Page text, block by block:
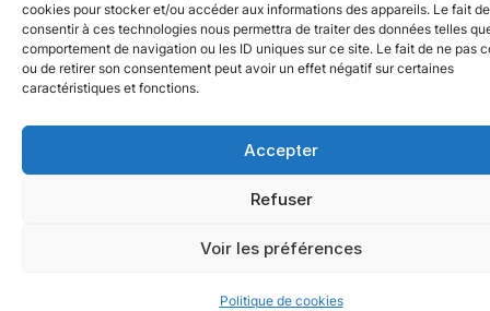
cookies pour stocker et/ou accéder aux informations des appareils. Le fait de
consentir à ces technologies nous permettra de traiter des données telles
comportement de navigation ou les ID uniques sur ce site. Le fait de ne pas
ou de retirer son consentement peut avoir un effet négatif sur certaines
caractéristiques et fonctions.
Accepter
Refuser
Voir les préférences
Politique de cookies